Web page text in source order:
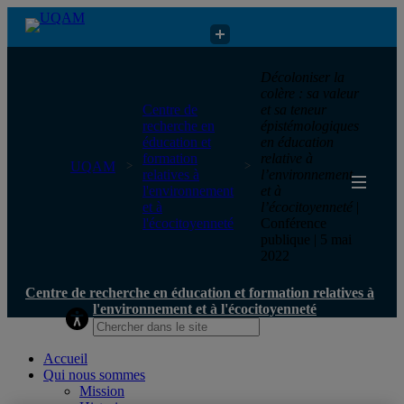
Centre de recherche en éducation et formation relatives à
UQAM
Centre de
recherche en
éducation et
formation
relatives à
l'environnement
et à
l'écocitoyenneté
Décoloniser la
colère : sa valeur
et sa teneur
épistémologiques
en éducation
relative à
l’environnement
et à
l’écocitoyenneté |
Conférence
publique | 5 mai
2022
Centre de recherche en éducation et formation relatives à
l'environnement et à l'écocitoyenneté
Accueil
Qui nous sommes
Mission